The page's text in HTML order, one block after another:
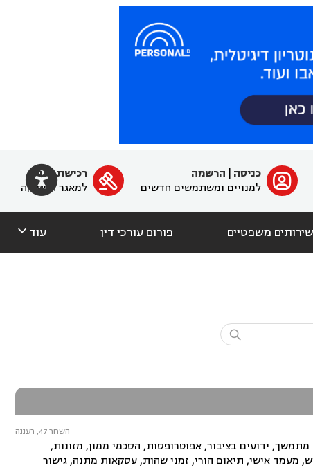
 ﱐ כניסה
הרשמה
למנויים ומשתמשים חדשים

רכישת מנוי
למאגר הפסיקה
שירותים משפטיים פורום עורכי דין עוד 

השחר 47, רעננה
ידועים בציבור, אפוטרופסות, הסכמי ממון, מזונות,
מעמד אישי, תיאום הורי, זמני שהות, עסקאות מתנה, גישור